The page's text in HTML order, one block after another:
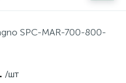
SPC-MAR-700-800-
/шт